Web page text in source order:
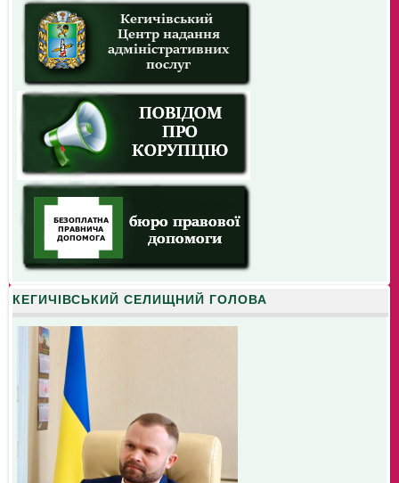
КЕГИЧІВСЬКИЙ СЕЛИЩНИЙ ГОЛОВА